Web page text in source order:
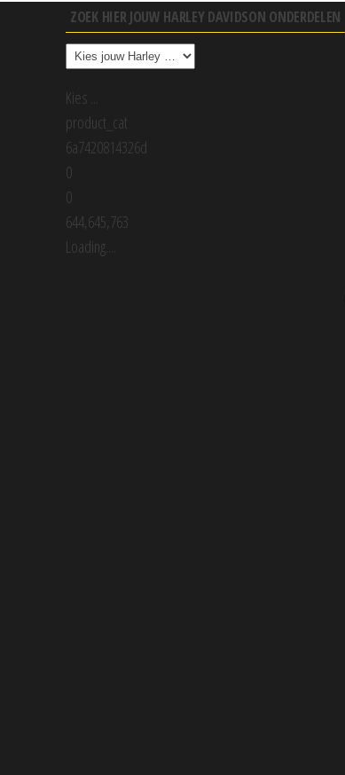
ZOEK HIER JOUW HARLEY DAVIDSON ONDERDELEN
Kies ...
product_cat
6a7420814326d
0
0
644,645,763
Loading....